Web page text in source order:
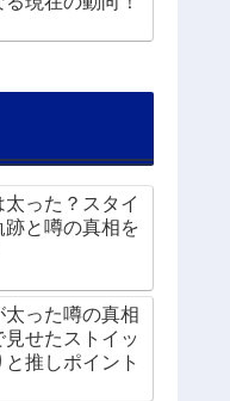
った？スタイ
跡と噂の真相を
太った噂の真相
見せたストイッ
と推しポイント